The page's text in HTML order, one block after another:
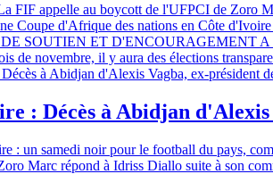
FIF appelle au boycott de l'UFPCI de Zoro
Coupe d'Afrique des nations en Côte
SOUTIEN ET D'ENCOURAGEMENT
de novembre, il y aura des élections
: Décès à Abidjan
: un samedi noir pour le football du pays,
Marc répond à Idriss Diallo suite à son